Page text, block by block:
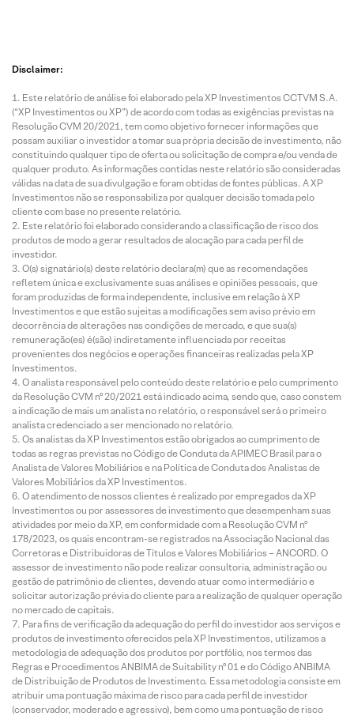
Disclaimer:
Este relatório de análise foi elaborado pela XP Investimentos CCTVM S.A.
(“XP Investimentos ou XP”) de acordo com todas as exigências previstas na
Resolução CVM 20/2021, tem como objetivo fornecer informações que
possam auxiliar o investidor a tomar sua própria decisão de investimento, não
constituindo qualquer tipo de oferta ou solicitação de compra e/ou venda de
qualquer produto. As informações contidas neste relatório são consideradas
válidas na data de sua divulgação e foram obtidas de fontes públicas. A XP
Investimentos não se responsabiliza por qualquer decisão tomada pelo
cliente com base no presente relatório.
Este relatório foi elaborado considerando a classificação de risco dos
produtos de modo a gerar resultados de alocação para cada perfil de
investidor.
O(s) signatário(s) deste relatório declara(m) que as recomendações
refletem única e exclusivamente suas análises e opiniões pessoais, que
foram produzidas de forma independente, inclusive em relação à XP
Investimentos e que estão sujeitas a modificações sem aviso prévio em
decorrência de alterações nas condições de mercado, e que sua(s)
remuneração(es) é(são) indiretamente influenciada por receitas
provenientes dos negócios e operações financeiras realizadas pela XP
Investimentos.
O analista responsável pelo conteúdo deste relatório e pelo cumprimento
da Resolução CVM nº 20/2021 está indicado acima, sendo que, caso constem
a indicação de mais um analista no relatório, o responsável será o primeiro
analista credenciado a ser mencionado no relatório.
Os analistas da XP Investimentos estão obrigados ao cumprimento de
todas as regras previstas no Código de Conduta da APIMEC Brasil para o
Analista de Valores Mobiliários e na Política de Conduta dos Analistas de
Valores Mobiliários da XP Investimentos.
O atendimento de nossos clientes é realizado por empregados da XP
Investimentos ou por assessores de investimento que desempenham suas
atividades por meio da XP, em conformidade com a Resolução CVM nº
178/2023, os quais encontram-se registrados na Associação Nacional das
Corretoras e Distribuidoras de Títulos e Valores Mobiliários – ANCORD. O
assessor de investimento não pode realizar consultoria, administração ou
gestão de patrimônio de clientes, devendo atuar como intermediário e
solicitar autorização prévia do cliente para a realização de qualquer operação
no mercado de capitais.
Para fins de verificação da adequação do perfil do investidor aos serviços e
produtos de investimento oferecidos pela XP Investimentos, utilizamos a
metodologia de adequação dos produtos por portfólio, nos termos das
Regras e Procedimentos ANBIMA de Suitability nº 01 e do Código ANBIMA
de Distribuição de Produtos de Investimento. Essa metodologia consiste em
atribuir uma pontuação máxima de risco para cada perfil de investidor
(conservador, moderado e agressivo), bem como uma pontuação de risco